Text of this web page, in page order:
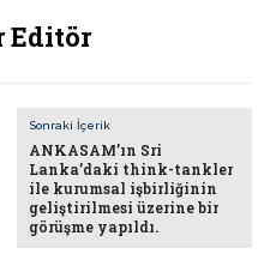
Editör
Sonraki İçerik
ANKASAM’ın Sri
Lanka’daki think-tankler
ile kurumsal işbirliğinin
geliştirilmesi üzerine bir
görüşme yapıldı.